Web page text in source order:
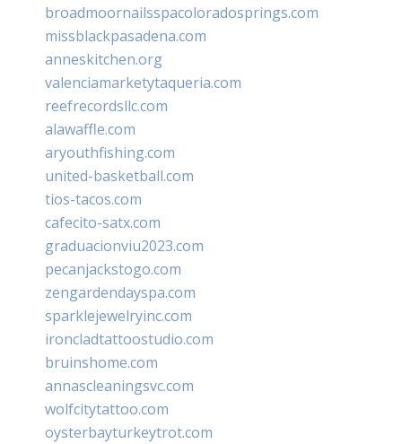
broadmoornailsspacoloradosprings.com
missblackpasadena.com
anneskitchen.org
valenciamarketytaqueria.com
reefrecordsllc.com
alawaffle.com
aryouthfishing.com
united-basketball.com
tios-tacos.com
cafecito-satx.com
graduacionviu2023.com
pecanjackstogo.com
zengardendayspa.com
sparklejewelryinc.com
ironcladtattoostudio.com
bruinshome.com
annascleaningsvc.com
wolfcitytattoo.com
oysterbayturkeytrot.com